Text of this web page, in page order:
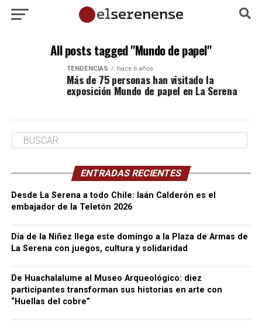
All posts tagged "Mundo de papel"
TENDENCIAS hace 6 años
Más de 75 personas han visitado la
exposición Mundo de papel en La Serena
ENTRADAS RECIENTES
Desde La Serena a todo Chile: Iaán Calderón es el
embajador de la Teletón 2026
Día de la Niñez llega este domingo a la Plaza de Armas de
La Serena con juegos, cultura y solidaridad
De Huachalalume al Museo Arqueológico: diez
participantes transforman sus historias en arte con
“Huellas del cobre”